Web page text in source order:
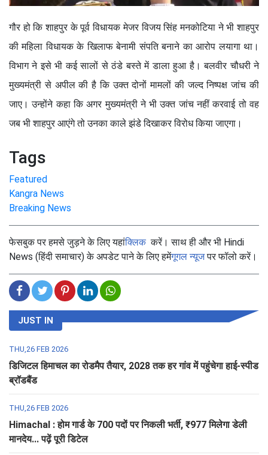
गौर हो कि शाहपुर के पूर्व विधायक मेजर विजय सिंह मनकोटिया ने भी शाहपुर
की महिला विधायक के खिलाफ बेनामी संपति बनाने का आरोप लयागा था।
विभाग ने इसे भी कई सालों से ठंडे बस्ते में डाला हुआ है। बलवीर चौधरी ने
मुख्यमंत्री से अपील की है कि उक्त दोनों मामलों की जल्द निष्पक्ष जांच की
जाए। उन्होंने कहा कि अगर मुख्यमंत्री ने भी उक्त जांच नहीं करवाई तो वह
जब भी शाहपुर आएंगे तो उनका काले झंडे दिखाकर विरोध किया जाएगा।
Tags
Featured
Kangra News
Breaking News
फेसबुक पर हमसे जुड़ने के लिए यहांक्लिककरें। साथ ही और भी Hindi
News (हिंदी समाचार) के अपडेट पाने के लिए हमेंगूगल न्यूजपर फॉलो करें।
JUST IN
THU,26 FEB 2026
डिजिटल हिमाचल का रोडमैप तैयार, 2028 तक हर गांव में पहुंचेगा हाई-स्पीड
ब्रॉडबैंड
THU,26 FEB 2026
Himachal : होम गार्ड के 700 पदों पर निकली भर्ती, ₹977 मिलेगा डेली
मानदेय... पढ़ें पूरी डिटेल